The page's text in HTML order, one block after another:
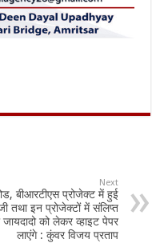
Next
बीआरटीएस प्रोजेक्ट में हुई
तथा इन प्रोजेक्टों में संलिप्त
जायदादो को लेकर व्हाइट पेपर
लाएंगे : कुंवर विजय प्रताप